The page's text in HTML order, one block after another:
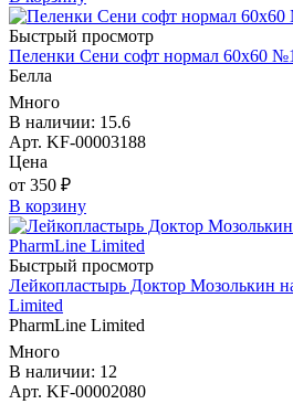
Быстрый просмотр
Пеленки Сени софт нормал 60х60
Белла
Много
В наличии: 15.6
Арт. KF-00003188
Цена
от 350 ₽
В корзину
Быстрый просмотр
Лейкопластырь Доктор Мозолькин
Limited
PharmLine Limited
Много
В наличии: 12
Арт. KF-00002080